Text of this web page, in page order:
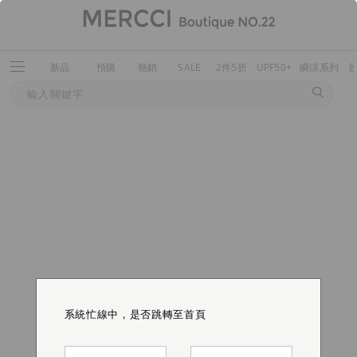
新品 預購 熱銷 SALE 2件5折 UPF50+ 瞬涼系列
系統忙線中，是否跳轉至首頁
系統忙線中，是否跳轉至首頁
系統忙線中，是否跳轉至首頁
系統忙線中，是否跳轉至首頁
系統忙線中，是否跳轉至首頁